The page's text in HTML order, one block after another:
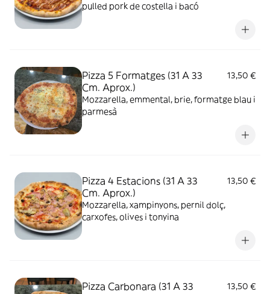
pulled pork de costella i bacó
Pizza 5 Formatges (31 A 33
Cm. Aprox.)
13,50 €
Mozzarella, emmental, brie, formatge blau i
parmesà
Pizza 4 Estacions (31 A 33
Cm. Aprox.)
13,50 €
Mozzarella, xampinyons, pernil dolç,
carxofes, olives i tonyina
Pizza Carbonara (31 A 33
13,50 €